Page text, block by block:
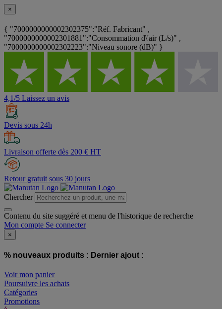
×
{ "7000000000002302375":"Réf. Fabricant" ,
"7000000000002301881":"Consommation d\'air (L/s)" ,
"7000000000002302223":"Niveau sonore (dB)" }
4,1/5 Laissez un avis
Devis sous 24h
Livraison offerte dès 200 € HT
Retour gratuit sous 30 jours
Chercher
Contenu du site suggéré et menu de l'historique de recherche
Mon compte Se connecter
×
% nouveaux produits : Dernier ajout :
Voir mon panier
Poursuivre les achats
Catégories
Promotions